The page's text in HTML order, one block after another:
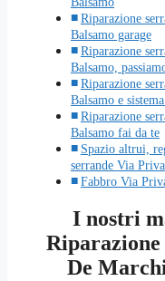
Riparazione
Balsamo garage
Riparazione
Balsamo,
Riparazione
Balsamo e
Riparazione
Balsamo fai da te
Spazio altrui,
serrande Via
Fabbro Via
I nostri
De